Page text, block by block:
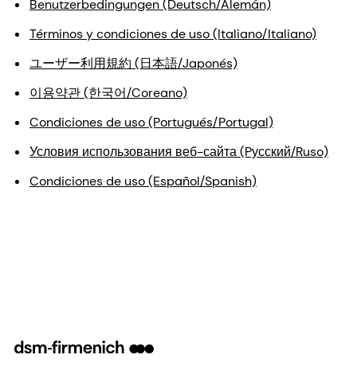
Benutzerbedingungen (Deutsch/Alemán)
Términos y condiciones de uso (Italiano/Italiano)
ユーザー利用規約 (日本語/Japonés)
이용약관 (한국어/Coreano)
Condiciones de uso (Portugués/Portugal)
Условия использования веб-сайта (Pусский/Ruso)
Condiciones de uso (Español/Spanish)